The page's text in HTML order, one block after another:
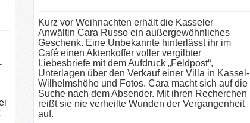
Kurz vor Weihnachten erhält die Kasseler
Anwältin Cara Russo ein außergewöhnliches
Geschenk. Eine Unbekannte hinterlässt ihr im
Café einen Aktenkoffer voller vergilbter
Liebesbriefe mit dem Aufdruck „Feldpost“,
Unterlagen über den Verkauf einer Villa in Kassel-
Wilhelmshöhe und Fotos. Cara macht sich auf die
Suche nach dem Absender. Mit ihren Recherchen
reißt sie nie verheilte Wunden der Vergangenheit
auf.